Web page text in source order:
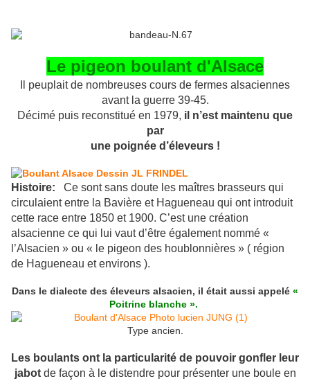
Le pigeon boulant d'Alsace
Il peuplait de nombreuses cours de fermes alsaciennes
avant la guerre 39-45.
Décimé puis reconstitué en 1979, il n’est maintenu que
par
une poignée d’éleveurs !
Histoire: Ce sont sans doute les maîtres brasseurs qui
circulaient entre la Bavière et Hagueneau qui ont introduit
cette race entre 1850 et 1900. C’est une création
alsacienne ce qui lui vaut d’être également nommé «
l’Alsacien » ou « le pigeon des houblonnières » ( région
de Hagueneau et environs ).
Dans le dialecte des éleveurs alsacien, il était aussi appelé «
Poitrine blanche ».
Type ancien.
Les boulants ont la particularité de pouvoir gonfler leur
jabotde façon à le distendre pour présenter une boule en